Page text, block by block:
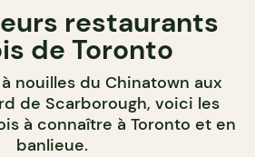
restaurants
de Toronto
nouilles du Chinatown aux
de Scarborough, voici les
à connaître à Toronto et en
banlieue.